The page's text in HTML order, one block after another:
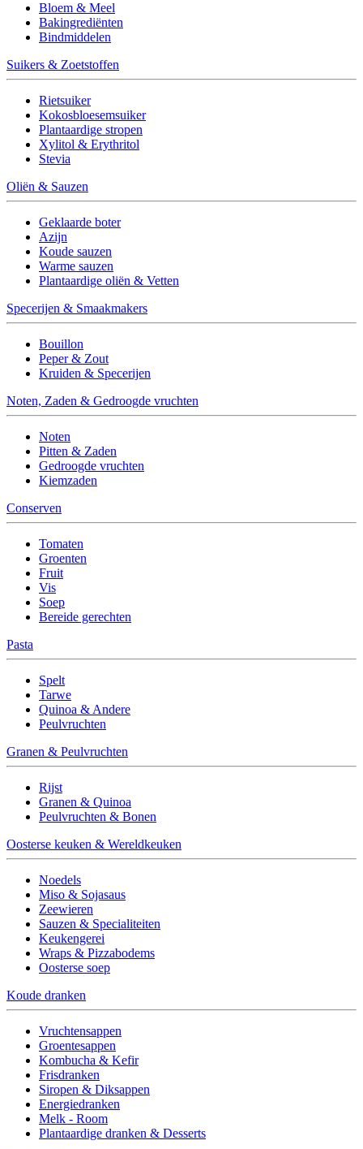
Bloem & Meel
Bakingrediënten
Bindmiddelen
Suikers & Zoetstoffen
Rietsuiker
Kokosbloesemsuiker
Plantaardige stropen
Xylitol & Erythritol
Stevia
Oliën & Sauzen
Geklaarde boter
Azijn
Koude sauzen
Warme sauzen
Plantaardige oliën & Vetten
Specerijen & Smaakmakers
Bouillon
Peper & Zout
Kruiden & Specerijen
Noten, Zaden & Gedroogde vruchten
Noten
Pitten & Zaden
Gedroogde vruchten
Kiemzaden
Conserven
Tomaten
Groenten
Fruit
Vis
Soep
Bereide gerechten
Pasta
Spelt
Tarwe
Quinoa & Andere
Peulvruchten
Granen & Peulvruchten
Rijst
Granen & Quinoa
Peulvruchten & Bonen
Oosterse keuken & Wereldkeuken
Noedels
Miso & Sojasaus
Zeewieren
Sauzen & Specialiteiten
Keukengerei
Wraps & Pizzabodems
Oosterse soep
Koude dranken
Vruchtensappen
Groentesappen
Kombucha & Kefir
Frisdranken
Siropen & Diksappen
Energiedranken
Melk - Room
Plantaardige dranken & Desserts